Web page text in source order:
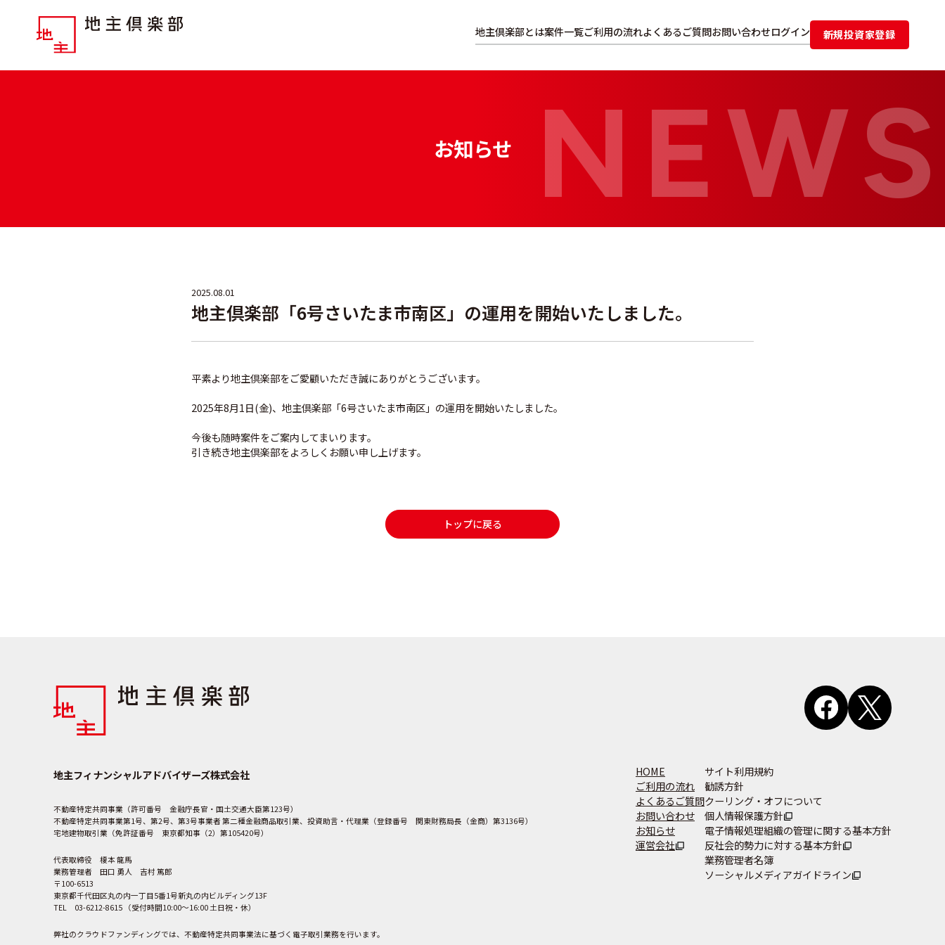
地主倶楽部とは案件一覧ご利用の流れよくあるご質問お問い合わせログイン 新規投資家登録
お知らせ
2025.08.01
地主倶楽部「6号さいたま市南区」の運用を開始いたしました。
平素より地主倶楽部をご愛顧いただき誠にありがとうございます。
2025年8月1日(金)、地主倶楽部「6号さいたま市南区」の運用を開始いたしました。
今後も随時案件をご案内してまいります。
引き続き地主倶楽部をよろしくお願い申し上げます。
トップに戻る
地主フィナンシャルアドバイザーズ株式会社
不動産特定共同事業（許可番号 金融庁長官・国土交通大臣第123号）
不動産特定共同事業第1号、第2号、第3号事業者 第二種金融商品取引業、投資助言・代理業（登録番号 関東財務局長（金商）第3136号）
宅地建物取引業（免許証番号 東京都知事（2）第105420号）
代表取締役 榎本 龍馬
業務管理者 田口 勇人 吉村 篤郎
〒100-6513
東京都千代田区丸の内一丁目5番1号新丸の内ビルディング13F
TEL 03-6212-8615 （受付時間10:00～16:00 土日祝・休）
弊社のクラウドファンディングでは、不動産特定共同事業法に基づく電子取引業務を行います。
HOME
ご利用の流れ
よくあるご質問
お問い合わせ
お知らせ
運営会社
サイト利用規約
勧誘方針
クーリング・オフについて
個人情報保護方針
電子情報処理組織の管理に関する基本方針
反社会的勢力に対する基本方針
業務管理者名簿
ソーシャルメディアガイドライン